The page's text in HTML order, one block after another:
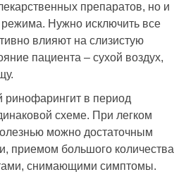
препаратов, но и
Нужно исключить все
влияют на слизистую
пациента – сухой воздух,
ринофарингит в период
схеме. При легком
можно достаточным
приемом большого количества
снимающими симптомы.